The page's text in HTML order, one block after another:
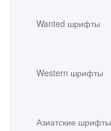
Wanted шрифты
Western шрифты
Азиатские шрифты